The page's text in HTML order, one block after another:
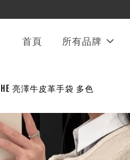
首頁 所有品牌
亮澤牛皮革手袋 多色